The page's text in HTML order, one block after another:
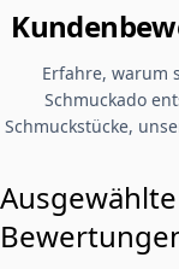
Erfahre, warum
Schmuckado
Schmuckstücke,